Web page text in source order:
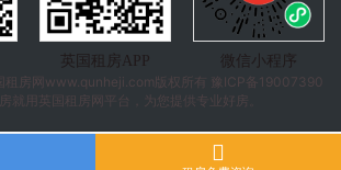
英国租房APP
微信小程序
租房 网www.qunheji.com版权所有
豫ICP备19007390
就用英国租房网平台，为您提供专业好房。